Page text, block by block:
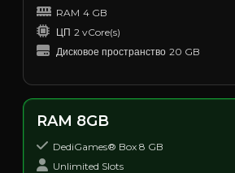
RAM 4 GB
ЦП 2 vCore(s)
Дисковое пространство 20 GB
RAM 8GB
DediGames® Box 8 GB
Unlimited Slots